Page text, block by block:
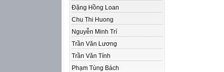
Đặng Hồng Loan
Chu Thi Huong
Nguyễn Minh Trí
Trần Văn Lương
Trần Văn Tính
Phạm Tùng Bách